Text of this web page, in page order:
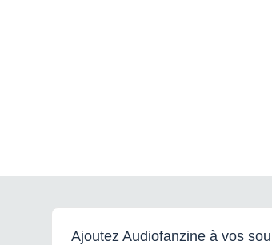
Ajoutez Audiofanzine à vos